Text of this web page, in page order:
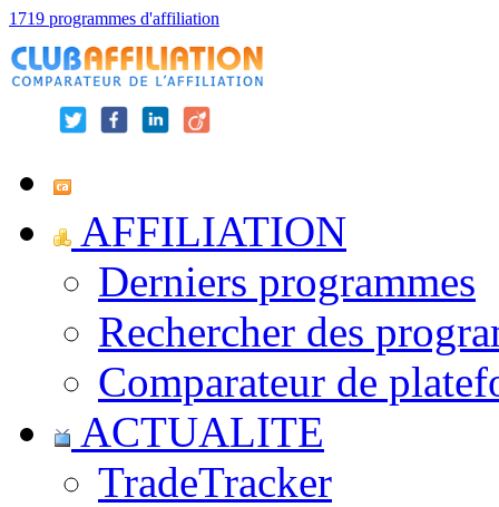
1719 programmes d'affiliation
AFFILIATION
Derniers programmes
Rechercher des
Comparateur de
ACTUALITE
TradeTracker